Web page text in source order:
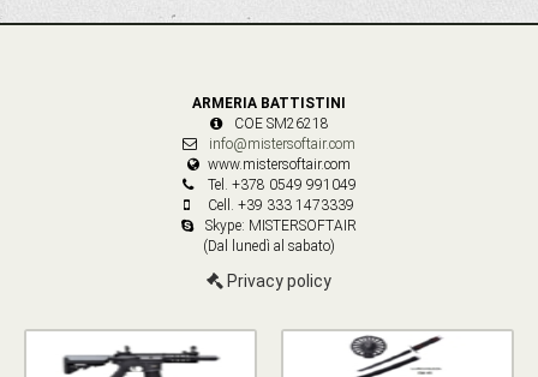
ARMERIA BATTISTINI
COE SM26218
info@mistersoftair.com
www.mistersoftair.com
Tel. +378 0549 991049
Cell. +39 333 1473339
Skype: MISTERSOFTAIR
(Dal lunedì al sabato)
Privacy policy